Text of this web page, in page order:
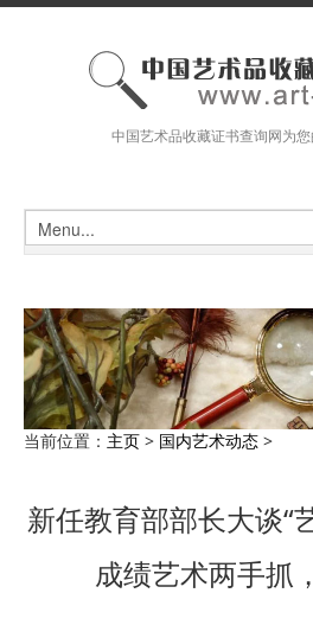
中国艺术品收藏证书查询网为
当前位置： 主页 > 国内艺术动态 >
新任教育部部长大谈“
成绩艺术两手抓